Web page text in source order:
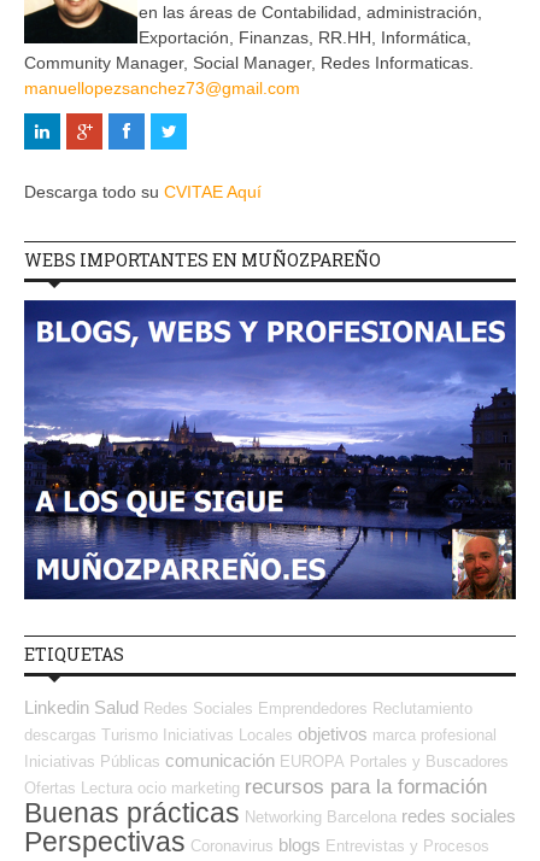
en las áreas de Contabilidad, administración,
Exportación, Finanzas, RR.HH, Informática,
Community Manager, Social Manager, Redes Informaticas.
manuellopezsanchez73@gmail.com
Descarga todo su CVITAE Aquí
WEBS IMPORTANTES EN MUÑOZPAREÑO
ETIQUETAS
Linkedin Salud Redes Sociales Emprendedores Reclutamiento
descargas Turismo Iniciativas Locales objetivos marca profesional
Iniciativas Públicas comunicación EUROPA Portales y Buscadores
Ofertas Lectura ocio marketing recursos para la formación
Buenas prácticas Networking Barcelona redes sociales
Perspectivas Coronavirus blogs Entrevistas y Procesos